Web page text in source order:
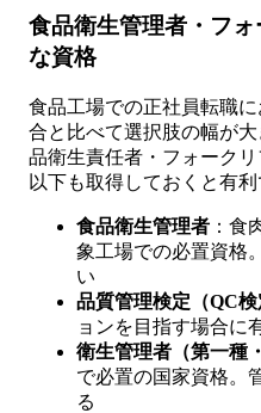
食品衛生管理者・フ
な資格
食品工場での正社員転職
合と比べて選択肢の幅が
品衛生責任者・フォーク
以下も取得しておくと有利
食品衛生管理者 ：食
象工場での必置資格
い
品質管理検定（QC検
ョンを目指す場合に
衛生管理者（第一種
で必置の国家資格。
る